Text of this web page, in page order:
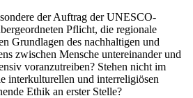
der Auftrag der UNESCO-
Pflicht, die regionale
Grundlagen des nachhaltigen und
zwischen Mensche untereinander und
voranzutreiben? Stehen nicht im
interkulturellen und interreligiösen
Ethik an erster Stelle?